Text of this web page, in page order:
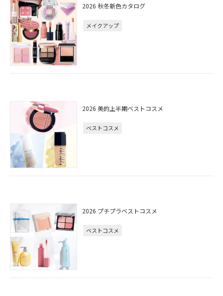
2026 秋冬新色カタログ
メイクアップ
2026 美的上半期ベストコスメ
ベストコスメ
2026 プチプラベストコスメ
ベストコスメ